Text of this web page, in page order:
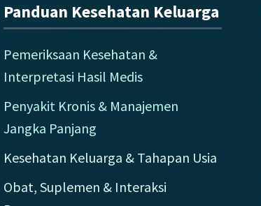
Panduan Kesehatan Keluarga
Pemeriksaan Kesehatan &
Interpretasi Hasil Medis
Penyakit Kronis & Manajemen
Jangka Panjang
Kesehatan Keluarga & Tahapan Usia
Obat, Suplemen & Interaksi